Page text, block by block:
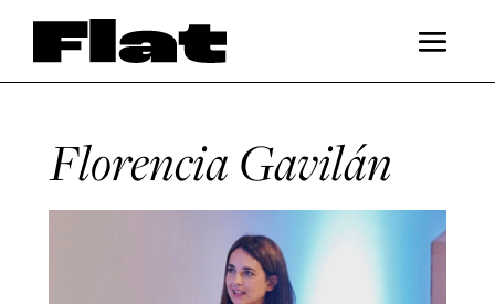
Florencia Gavilán